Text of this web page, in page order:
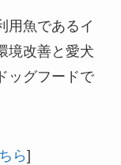
用魚であるイ
境改善と愛犬
ッグフードで
ら]